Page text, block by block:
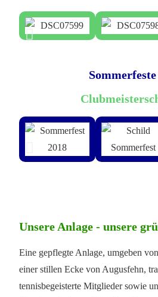
Unsere Anlage - unsere
Eine gepflegte Anlage, umgeben
einer stillen Ecke von Augusfehn,
tennisbegeisterte Mitglieder sowie